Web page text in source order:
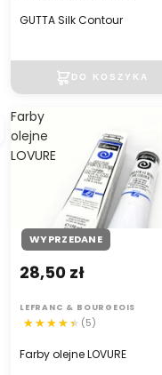
GUTTA Silk Contour
Farby
olejne
LOVURE
WYPRZEDANE
Farby olejne LOVURE
28,50 zł
LEFRANC & BOURGEOIS
(5)